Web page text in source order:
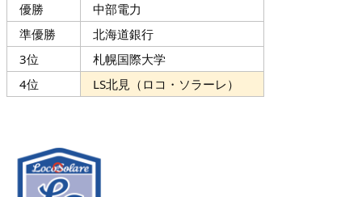
優勝
中部電力
準優勝
北海道銀行
3位
札幌国際大学
4位
LS北見（ロコ・ソラーレ）